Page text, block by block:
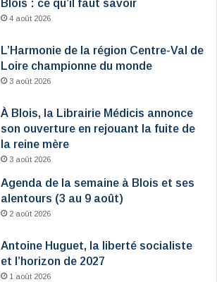
Blois : ce qu’il faut savoir
4 août 2026
L’Harmonie de la région Centre-Val de
Loire championne du monde
3 août 2026
À Blois, la Librairie Médicis annonce
son ouverture en rejouant la fuite de
la reine mère
3 août 2026
Agenda de la semaine à Blois et ses
alentours (3 au 9 août)
2 août 2026
Antoine Huguet, la liberté socialiste
et l’horizon de 2027
1 août 2026